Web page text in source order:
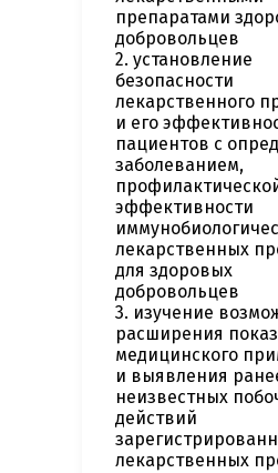
препаратами
добровольцев
2. установление
безопасности
лекарственного
и его
пациентов с
заболеванием,
эффективности
лекарственных
для здоровых
добровольцев
3. изучение
расширения
медицинского
и выявления
неизвестных
действий
лекарственных